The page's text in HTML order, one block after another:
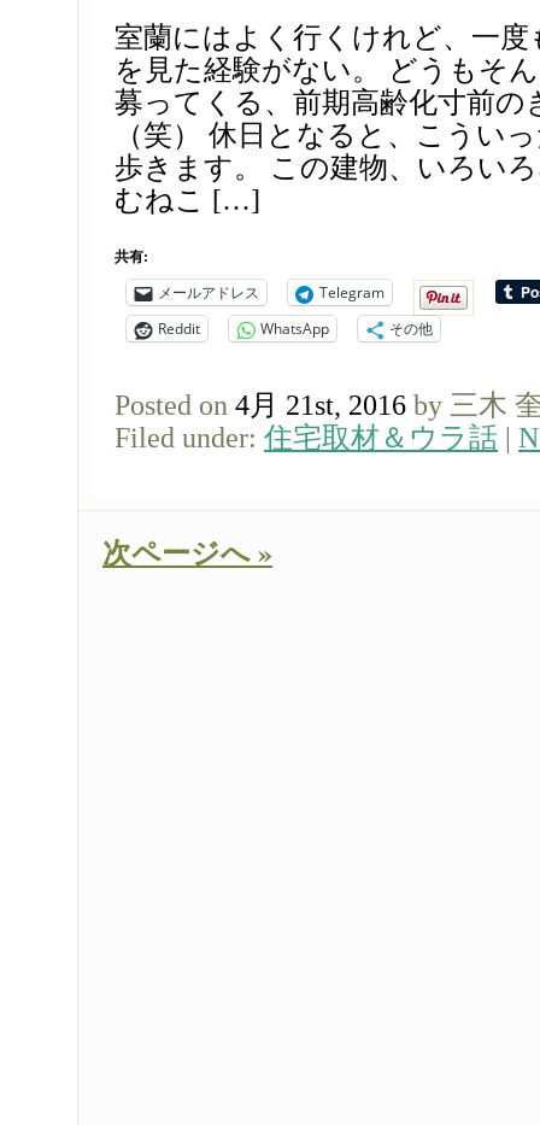
室蘭にはよく行くけれど、一
を見た経験がない。 どうもそ
募ってくる、前期高齢化寸前の
（笑） 休日となると、こうい
歩きます。 この建物、いろい
むねこ […]
共有:
メールアドレス
Telegram
Reddit
WhatsApp その他
Posted on 4月 21st, 2016 by 三木
Filed under: 住宅取材＆ウラ話 |
次ページへ »